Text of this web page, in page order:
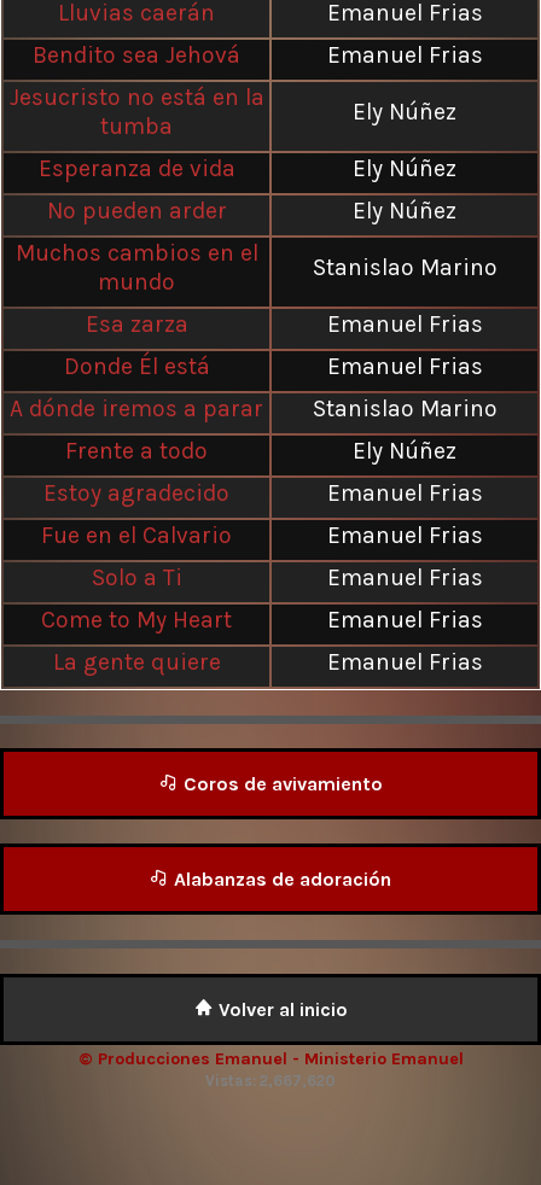
Lluvias caerán
Emanuel Frias
Bendito sea Jehová
Emanuel Frias
Jesucristo no está en la
tumba
Ely Núñez
Esperanza de vida
Ely Núñez
No pueden arder
Ely Núñez
Muchos cambios en el
mundo
Stanislao Marino
Esa zarza
Emanuel Frias
Donde Él está
Emanuel Frias
A dónde iremos a parar
Stanislao Marino
Frente a todo
Ely Núñez
Estoy agradecido
Emanuel Frias
Fue en el Calvario
Emanuel Frias
Solo a Ti
Emanuel Frias
Come to My Heart
Emanuel Frias
La gente quiere
Emanuel Frias
Coros de avivamiento
Alabanzas de adoración
Volver al inicio
© Producciones Emanuel - Ministerio Emanuel
Vistas: 2,667,620